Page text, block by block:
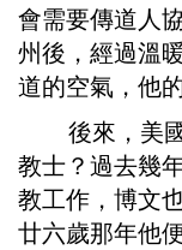
會需要傳道人
州後，經過溫
道的空氣，他
後來，美國
教士？過去幾
教工作，博文
廿六歲那年他